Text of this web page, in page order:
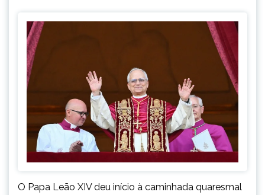
O Papa Leão XIV deu início à caminhada quaresmal